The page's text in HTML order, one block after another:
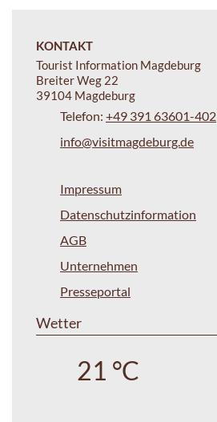
KONTAKT
Tourist Information Magdeburg
Breiter Weg 22
39104 Magdeburg
Telefon: +49 391 63601-402
info@visitmagdeburg.de
Impressum
Datenschutzinformation
AGB
Unternehmen
Presseportal
Wetter
21 °C